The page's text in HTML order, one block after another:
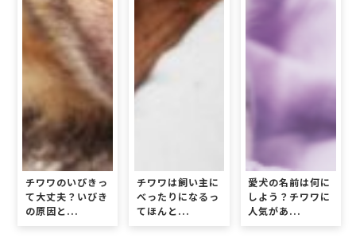
チワワのいびきっ
て大丈夫？いびき
の原因と...
チワワは飼い主に
べったりになるっ
てほんと...
愛犬の名前は何に
しよう？チワワに
人気があ...